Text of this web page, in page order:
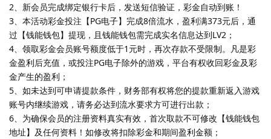
2、新会员完成绑定银行卡后，发送短信验证，彩金自动到账！
3、本活动彩金投注【PG电子】完成8倍流水，盈利满373元后，通
过【钱能钱包】提现，且钱能钱包需完成实名信息达到LV2；
4、领取彩金会员账号额度低于1元时，再次存款不受限制。凡是彩
金盈利后充值，或投注PG电子除外的游戏，平台有权收回彩金及彩
金产生的盈利；
5、如未达到可申请提款条件，财务部有权将您的提款重新返入游戏
账号内继续游戏，请务必达到流水要求方可进行出款；
6、为确保会员的注册资料真实有效，首次取款不可修改【钱能钱包
地址】及任何资料！如修改将扣除彩金和期间盈利金额；